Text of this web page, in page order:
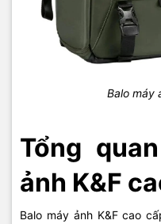
Balo máy
Tổng
ảnh K&F
Balo máy ảnh K&F cao